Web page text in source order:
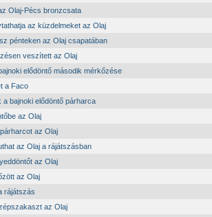
Olaj-Pécs bronzcsata
az küzdelmeket az Olaj
pénteken az Olaj csapatában
veszített az Olaj
elődöntő második mérkőzése
a Faco
a bajnoki elődöntő párharca
az Olaj
az Olaj
az Olaj a rájátszásban
az Olaj
az Olaj
rájátszás
az Olaj